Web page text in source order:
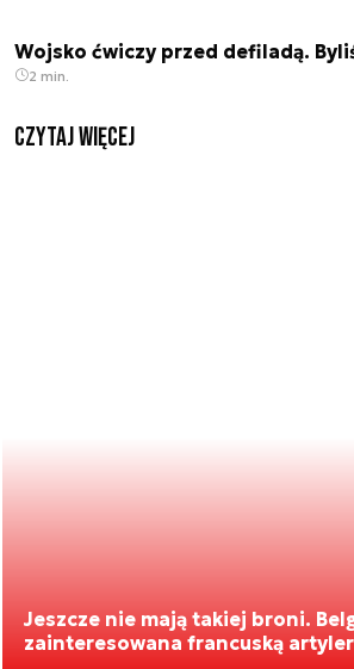
Wojsko ćwiczy przed defiladą.
2 min.
czytaj więcej
Jeszcze nie mają takiej broni.
zainteresowana francuską